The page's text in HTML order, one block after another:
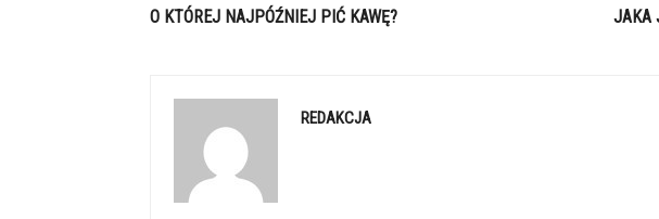
O KTÓREJ NAJPÓŹNIEJ PIĆ KAWĘ? JAKA
REDAKCJA